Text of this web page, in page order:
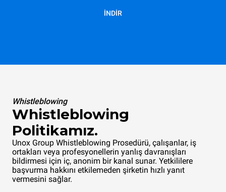
İNDİR
Whistleblowing
Whistleblowing
Politikamız.
Unox Group Whistleblowing Prosedürü, çalışanlar, iş
ortakları veya profesyonellerin yanlış davranışları
bildirmesi için iç, anonim bir kanal sunar. Yetkililere
başvurma hakkını etkilemeden şirketin hızlı yanıt
vermesini sağlar.